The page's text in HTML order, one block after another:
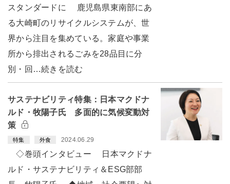
スタンダードに 鹿児島県東南部にあ
る大崎町のリサイクルシステムが、世
界から注目を集めている。家庭や事業
所から排出されるごみを28品目に分
別・回…続きを読む
サステナビリティ特集：日本マクドナ
ルド・牧陽子氏 多面的に気候変動対
策
特集 外食 2024.06.29
◇巻頭インタビュー 日本マクドナ
ルド・サステナビリティ＆ESG部部